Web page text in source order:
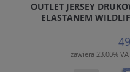
OUTLET JERSEY
ELASTANEM
zawiera 23.00%